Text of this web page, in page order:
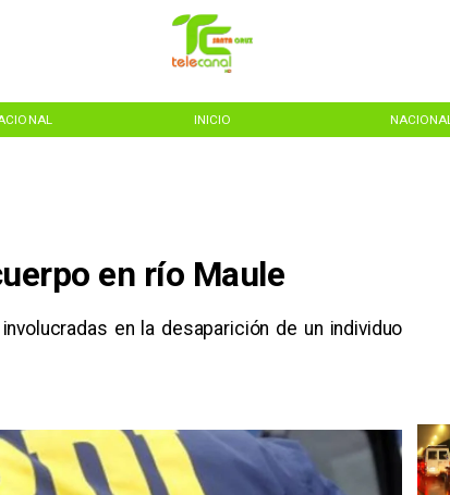
INICIO NACIONAL
en río Maule
en la desaparición de un individuo